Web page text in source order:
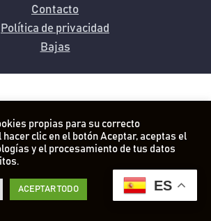
Contacto
Política de privacidad
Bajas
propias para su correcto
clic en el botón Aceptar, aceptas el
y el procesamiento de tus datos
ACEPTAR TODO ES